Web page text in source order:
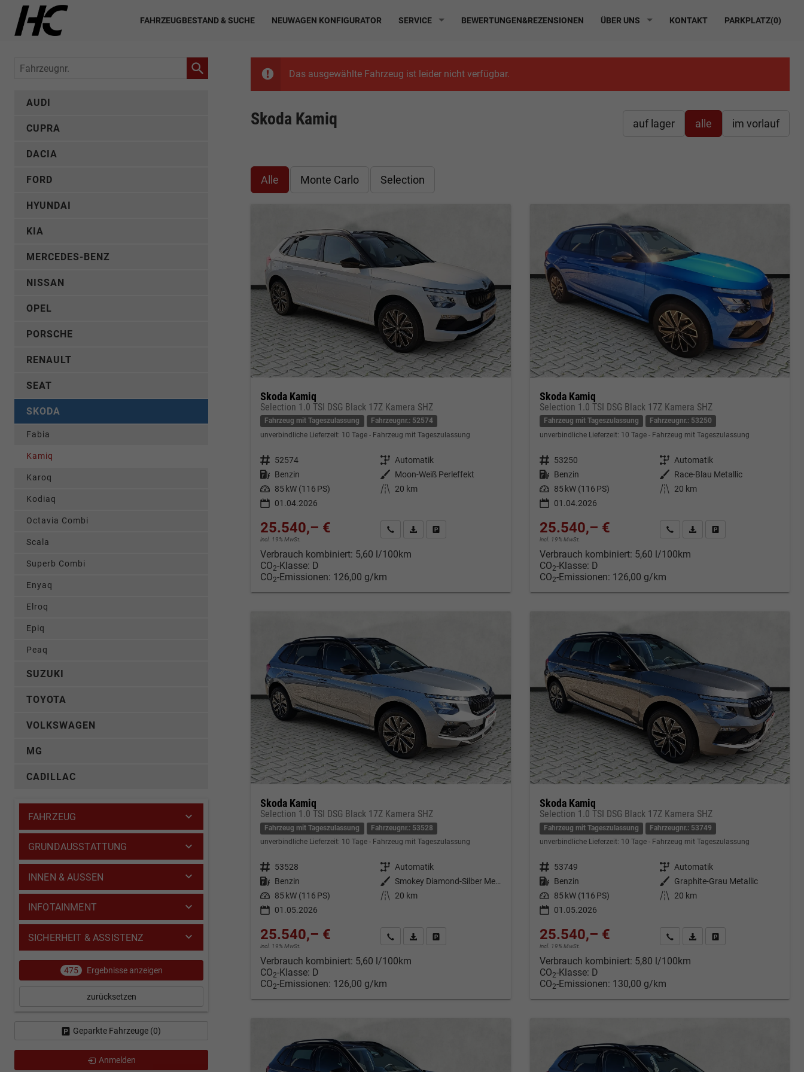
FAHRZEUGBESTAND & SUCHE NEUWAGEN KONFIGURATOR SERVICE BEWERTUNGEN&REZENSIONEN ÜBER UNS KONTAKT PARKPLATZ(0)
Das ausgewählte Fahrzeug ist leider nicht verfügbar.
auf lager alle im vorlauf
Skoda Kamiq
Alle Monte Carlo Selection
Skoda Kamiq
Selection 1.0 TSI DSG Black 17Z Kamera SHZ
Fahrzeug mit Tageszulassung
Fahrzeugnr.: 52574
unverbindliche Lieferzeit: 10 Tage Fahrzeug mit Tageszulassung
Fahrzeugnr. 52574 Getriebe Automatik
Kraftstoff Benzin Außenfarbe Moon-Weiß Perleffekt
Leistung 85 kW (116 PS) Kilometerstand
20 km
01.04.2026
25.540,– €
incl. 19% MwSt.
Kontakt & Angebot anfordern
PDF-Datei, Fahrzeugexposé drucken
Fahrzeug merken/Expose drucken
Verbrauch kombiniert: 5,60 l/100km
CO2-Klasse: D
CO2-Emissionen: 126,00 g/km
Skoda Kamiq
Selection 1.0 TSI DSG Black 17Z Kamera SHZ
Fahrzeug mit Tageszulassung
Fahrzeugnr.: 53250
unverbindliche Lieferzeit: 10 Tage Fahrzeug mit Tageszulassung
Fahrzeugnr. 53250 Getriebe Automatik
Kraftstoff Benzin Außenfarbe Race-Blau Metallic
Leistung 85 kW (116 PS) Kilometerstand
20 km
01.04.2026
25.540,– €
incl. 19% MwSt.
Kontakt & Angebot anfordern
PDF-Datei, Fahrzeugexposé
Fahrzeug merken/Expose
Verbrauch kombiniert: 5,60 l/100km
CO2-Klasse: D
CO2-Emissionen: 126,00 g/km
Skoda Kamiq
Selection 1.0 TSI DSG Black 17Z Kamera SHZ
Fahrzeug mit Tageszulassung
Fahrzeugnr.: 53528
unverbindliche Lieferzeit: 10 Tage Fahrzeug mit Tageszulassung
Fahrzeugnr. 53528 Getriebe Automatik
Kraftstoff Benzin Außenfarbe
Smokey Diamond-Silber Metallic
Leistung 85 kW (116 PS) Kilometerstand
20 km
01.05.2026
25.540,– €
incl. 19% MwSt.
Kontakt & Angebot anfordern
PDF-Datei, Fahrzeugexposé drucken
Fahrzeug merken/Expose drucken
Verbrauch kombiniert: 5,60 l/100km
CO2-Klasse: D
CO2-Emissionen: 126,00 g/km
Skoda Kamiq
Selection 1.0 TSI DSG Black 17Z Kamera SHZ
Fahrzeug mit Tageszulassung
Fahrzeugnr.: 53749
unverbindliche Lieferzeit: 10 Tage Fahrzeug mit Tageszulassung
Fahrzeugnr. 53749 Getriebe Automatik
Kraftstoff Benzin Außenfarbe
Graphite-Grau Metallic
Leistung 85 kW (116 PS) Kilometerstand
20 km
01.05.2026
25.540,– €
incl. 19% MwSt.
Kontakt & Angebot anfordern
PDF-Datei, Fahrzeugexposé
Fahrzeug merken/Expose
Verbrauch kombiniert: 5,80 l/100km
CO2-Klasse: D
CO2-Emissionen: 130,00 g/km
Fahrzeugnr.
AUDI
CUPRA
DACIA
FORD
HYUNDAI
KIA
MERCEDES-BENZ
NISSAN
OPEL
PORSCHE
RENAULT
SEAT
SKODA
Fabia
Kamiq
Karoq
Kodiaq
Octavia Combi
Scala
Superb Combi
Enyaq
Elroq
Epiq
Peaq
SUZUKI
TOYOTA
VOLKSWAGEN
MG
CADILLAC
FAHRZEUG
GRUNDAUSSTATTUNG
INNEN & AUSSEN
INFOTAINMENT
SICHERHEIT & ASSISTENZ
475 Ergebnisse anzeigen
zurücksetzen
Geparkte Fahrzeuge (0)
Anmelden